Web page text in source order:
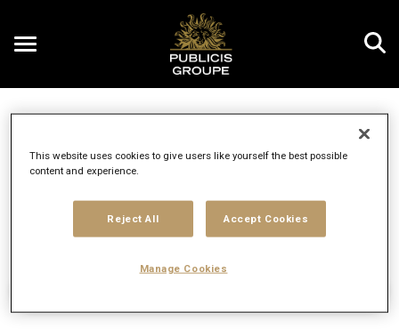
Toggle
10 MI
This website uses cookies to give users like yourself the best possible
content and experience.
Reject All Accept Cookies
Manage Cookies